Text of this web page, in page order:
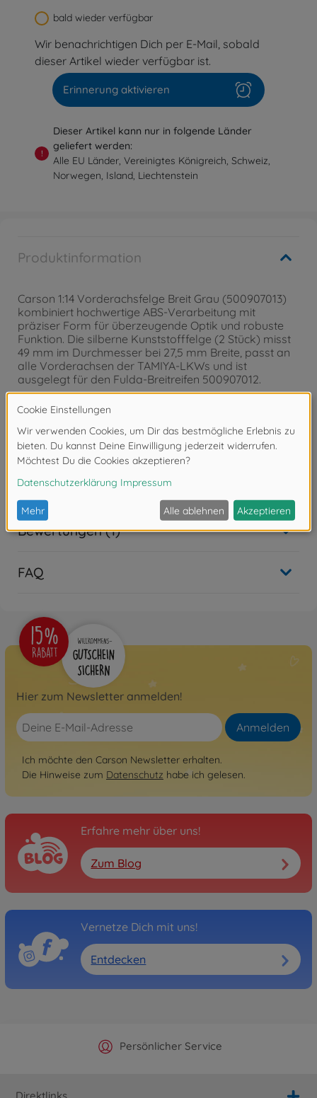
bald wieder verfügbar
Wir benachrichtigen Dich per E-Mail, sobald
dieser Artikel wieder verfügbar ist.
Erinnerung aktivieren
!
Dieser Artikel kann nur in folgende Länder
geliefert werden:
Alle EU Länder, Vereinigtes Königreich, Schweiz,
Norwegen, Island, Liechtenstein
Produktinformation
Carson 1:14 Vorderachsfelge Breit Grau (500907013)
kombiniert hochwertige ABS-Verarbeitung mit
präziser Form für überzeugende Optik und robuste
Funktion. Die silberne Kunststofffelge (2 Stück) misst
49 mm im Durchmesser bei 27,5 mm Breite, passt an
alle Vorderachsen der TAMIYA-LKWs und ist
ausgelegt für den Fulda-Breitreifen 500907012.
Achtung!
Jahren. Erstickungsgefahr durch Kleinteile.
Zubehör
Bewertungen (1)
FAQ
Hier zum Newsletter anmelden!
Anmelden
Ich möchte den Carson Newsletter erhalten.
Die Hinweise zum Datenschutz habe ich gelesen.
Erfahre mehr über uns!
Zum Blog
Vernetze Dich mit uns!
Entdecken
Offizieller Hersteller Shop
Persönlicher Service
Versandkostenfrei ab 25€
Schnelle Lieferung